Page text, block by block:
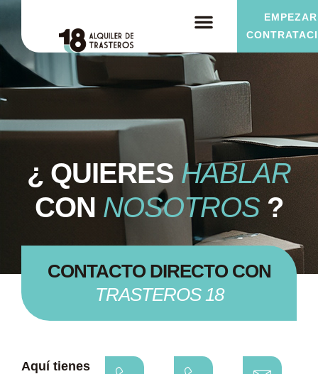
EMPEZAR
¿ QUIERES HABLAR
CON NOSOTROS?
CONTACTO DIRECTO CON
TRASTEROS 18
Aquí tienes